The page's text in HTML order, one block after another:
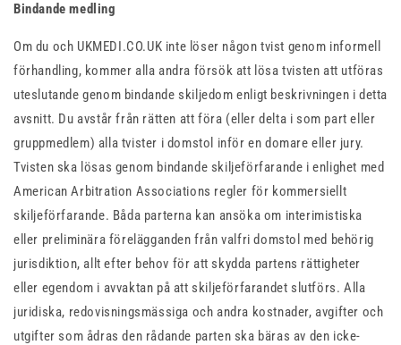
Bindande medling
Om du och UKMEDI.CO.UK inte löser någon tvist genom informell
förhandling, kommer alla andra försök att lösa tvisten att utföras
uteslutande genom bindande skiljedom enligt beskrivningen i detta
avsnitt. Du avstår från rätten att föra (eller delta i som part eller
gruppmedlem) alla tvister i domstol inför en domare eller jury.
Tvisten ska lösas genom bindande skiljeförfarande i enlighet med
American Arbitration Associations regler för kommersiellt
skiljeförfarande. Båda parterna kan ansöka om interimistiska
eller preliminära förelägganden från valfri domstol med behörig
jurisdiktion, allt efter behov för att skydda partens rättigheter
eller egendom i avvaktan på att skiljeförfarandet slutförs. Alla
juridiska, redovisningsmässiga och andra kostnader, avgifter och
utgifter som ådras den rådande parten ska bäras av den icke-